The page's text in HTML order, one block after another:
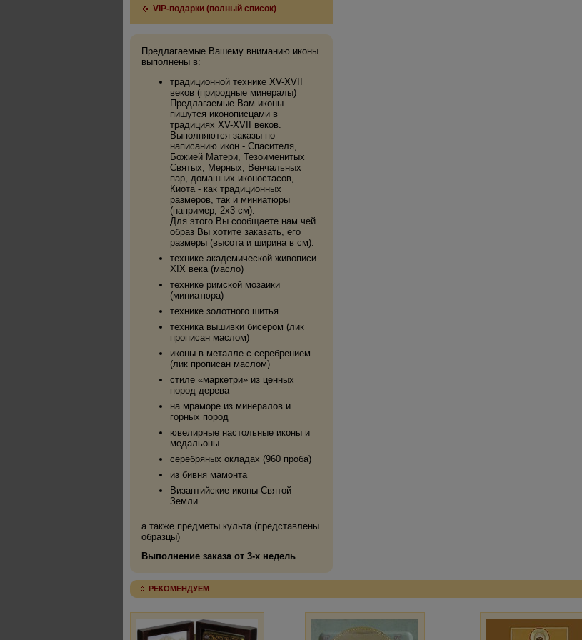
VIP-подарки (полный список)
Предлагаемые Вашему вниманию иконы
выполнены в:
традиционной технике XV-XVII
веков (природные минералы)
Предлагаемые Вам иконы
пишутся иконописцами в
традициях XV-XVII веков.
Выполняются заказы по
написанию икон - Спасителя,
Божией Матери, Тезоименитых
Святых, Мерных, Венчальных
пар, домашних иконостасов,
Киота - как традиционных
размеров, так и миниатюры
(например, 2х3 см).
Для этого Вы сообщаете нам чей
образ Вы хотите заказать, его
размеры (высота и ширина в см).
технике академической живописи
XIX века (масло)
технике римской мозаики
(миниатюра)
технике золотного шитья
техника вышивки бисером (лик
прописан маслом)
иконы в металле с серебрением
(лик прописан маслом)
стиле «маркетри» из ценных
пород дерева
на мраморе из минералов и
горных пород
ювелирные настольные иконы и
медальоны
серебряных окладах (960 проба)
из бивня мамонта
Византийские иконы Святой
Земли
а также предметы культа (представлены
образцы)
Выполнение заказа от 3-х недель.
РЕКОМЕНДУЕМ